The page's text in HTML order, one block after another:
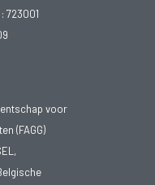
723001
voor
(FAGG)